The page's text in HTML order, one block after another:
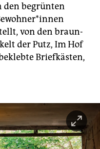
den begrünten
von den braun-
der Putz, Im Hof
Briefkästen,